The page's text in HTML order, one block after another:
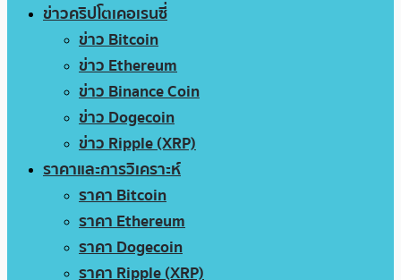
ข่าวคริปโตเคอเรนซี่
ข่าว Bitcoin
ข่าว Ethereum
ข่าว Binance Coin
ข่าว Dogecoin
ข่าว Ripple (XRP)
ราคาและการวิเคราะห์
ราคา Bitcoin
ราคา Ethereum
ราคา Dogecoin
ราคา Ripple (XRP)